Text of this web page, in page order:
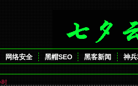
网络安全 黑帽SEO 黑客新闻 神
时